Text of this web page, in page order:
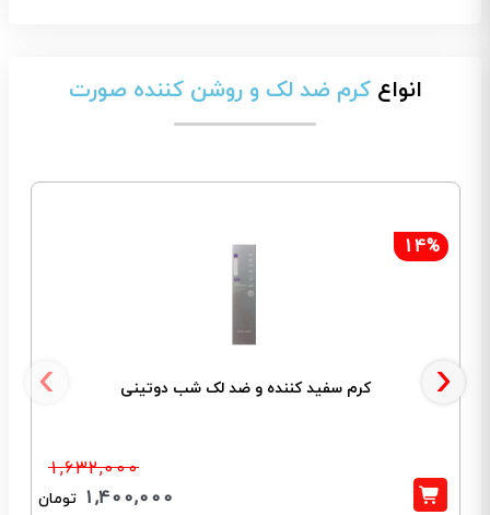
انواعکرم ضد لک و روشن کننده صورت
14%
کرم سفید کننده و ضد لک شب دوتینی
1,632,000
1,400,000 تومان
‹ ›